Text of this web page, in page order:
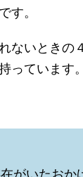
す。
ないときの
っています。